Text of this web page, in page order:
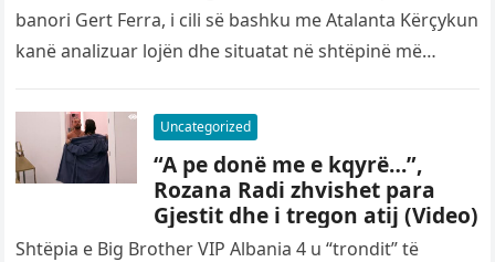
banori Gert Ferra, i cili së bashku me Atalanta Kërçykun
kanë analizuar lojën dhe situatat në shtëpinë më…
Uncategorized
“A pe donë me e kqyrë…”,
Rozana Radi zhvishet para
Gjestit dhe i tregon atij (Video)
Shtëpia e Big Brother VIP Albania 4 u “trondit” të